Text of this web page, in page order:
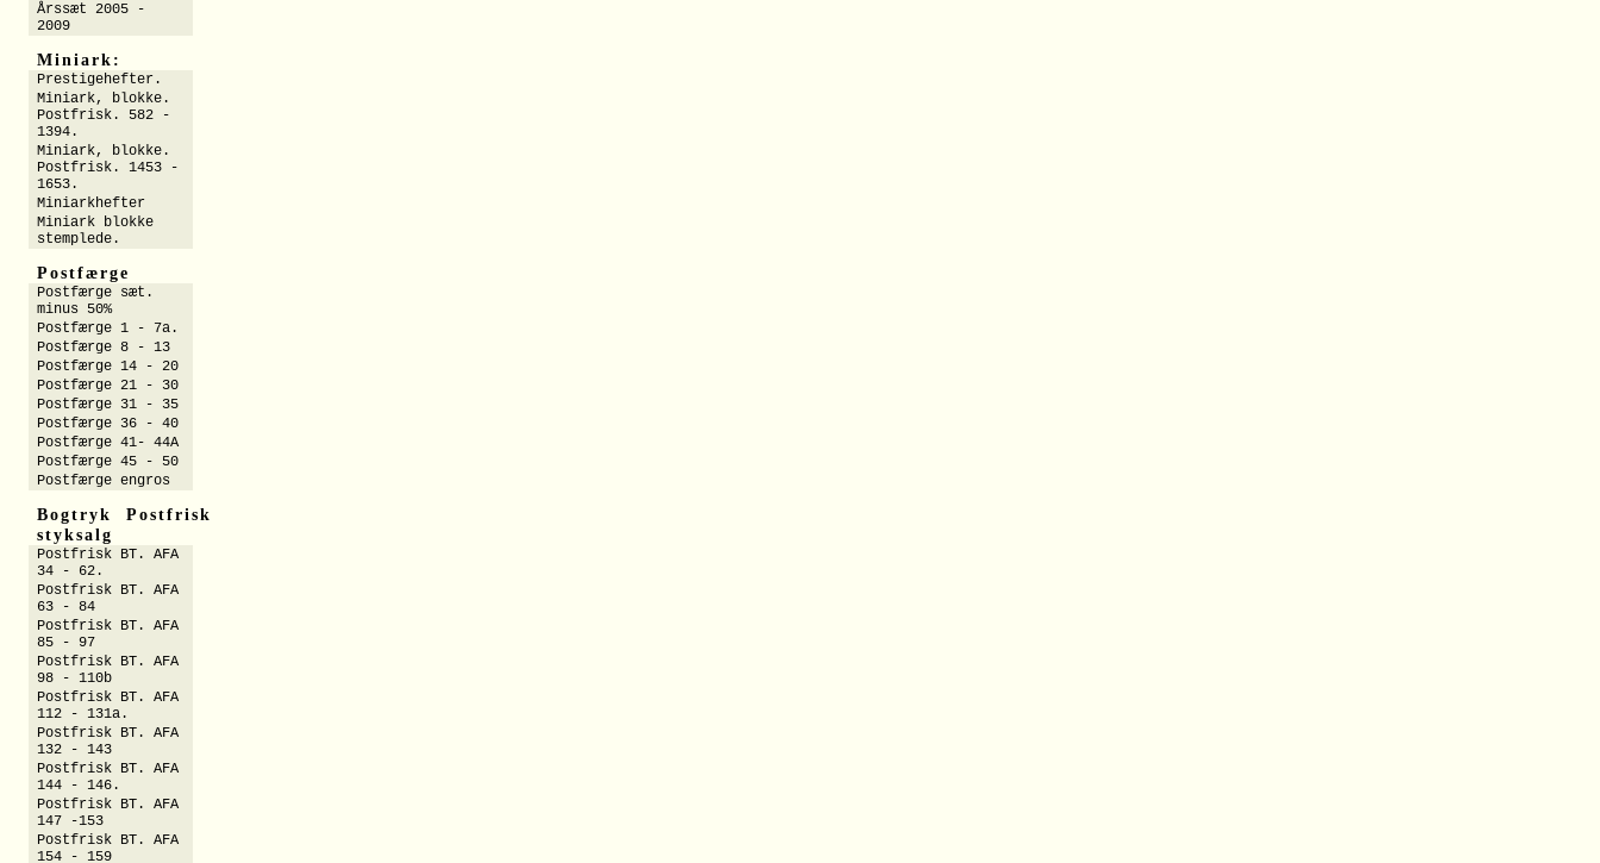
Årssæt 2005 -
2009
Miniark:
Prestigehefter.
Miniark, blokke.
Postfrisk. 582 -
1394.
Miniark, blokke.
Postfrisk. 1453 -
1653.
Miniarkhefter
Miniark blokke
stemplede.
Postfærge
Postfærge sæt.
minus 50%
Postfærge 1 - 7a.
Postfærge 8 - 13
Postfærge 14 - 20
Postfærge 21 - 30
Postfærge 31 - 35
Postfærge 36 - 40
Postfærge 41- 44A
Postfærge 45 - 50
Postfærge engros
Bogtryk Postfrisk
styksalg
Postfrisk BT. AFA
34 - 62.
Postfrisk BT. AFA
63 - 84
Postfrisk BT. AFA
85 - 97
Postfrisk BT. AFA
98 - 110b
Postfrisk BT. AFA
112 - 131a.
Postfrisk BT. AFA
132 - 143
Postfrisk BT. AFA
144 - 146.
Postfrisk BT. AFA
147 -153
Postfrisk BT. AFA
154 - 159